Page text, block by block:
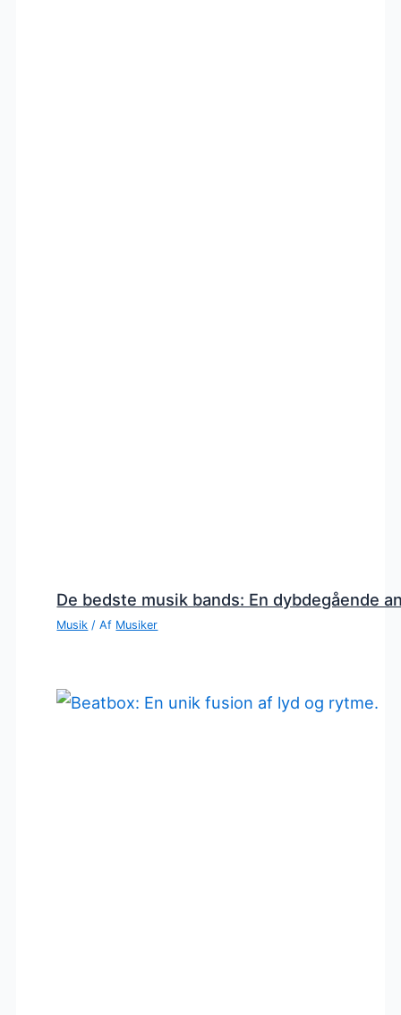
De bedste musik bands: En dybdegående
Musik / Af Musiker